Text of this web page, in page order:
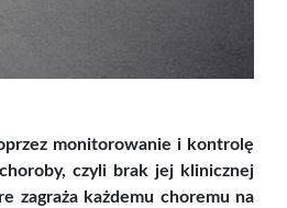
monitorowanie i kontrolę
czyli brak jej klinicznej
zagraża każdemu choremu na